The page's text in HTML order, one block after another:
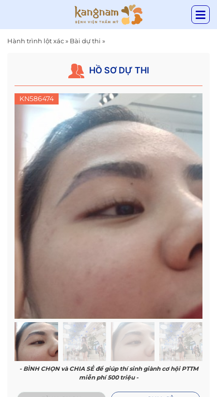
Hành trình lột xác» Bài dự thi »
HỒ SƠ DỰ THI
KN586474
- BÌNH CHỌN và CHIA SẺ để giúp thí sinh giành cơ hội PTTM
miễn phí 500 triệu -